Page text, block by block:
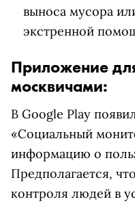
выноса мусора
экстренной
Приложение
москвичами:
В Google Play
«Социальный
информацию о
Предполагается,
контроля людей в